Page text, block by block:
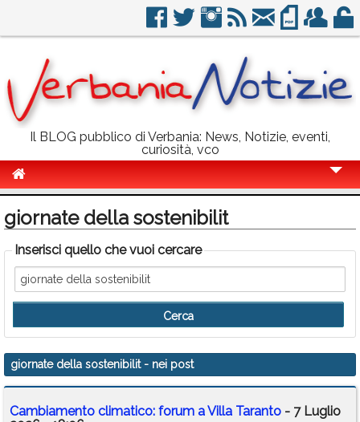
Il BLOG pubblico di Verbania: News, Notizie, eventi,
curiosità, vco
Politica
Sport
Eventi
Info Utili
Rubriche
Calendario
Annunci
giornate della sostenibilit
Inserisci quello che vuoi cercare
giornate della sostenibilit- nei post
Cambiamento climatico: forum a Villa Taranto - 7 Luglio